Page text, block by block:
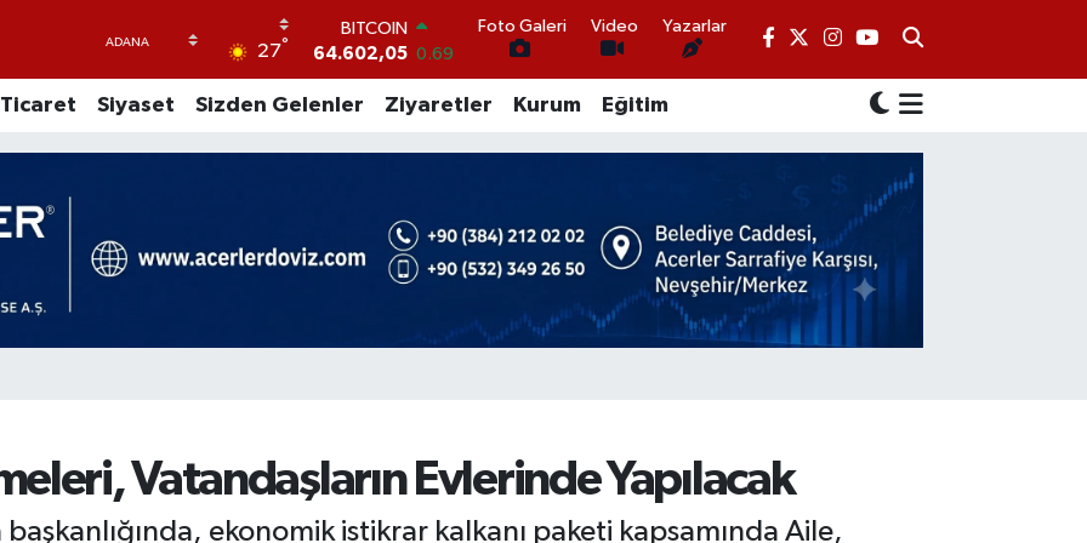
27°
47,6006
55,0250 0.02
6513.94 0.32
BİST100
13.768
48
Foto Galeri Video Yazarlar
Ticaret Siyaset Sizden Gelenler Ziyaretler Kurum Eğitim
Vatandaşların Evlerinde Yapılacak
başkanlığında, ekonomik istikrar kalkanı paketi kapsamında Aile,